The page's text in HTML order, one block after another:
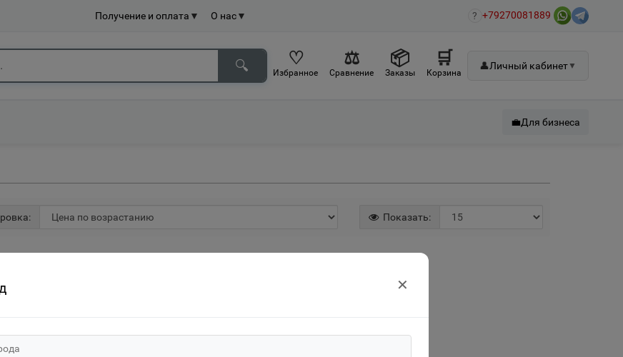
Получение и оплата ▼ О нас▼ ? +79270081889
🔍 ♡
Избранное
⚖
Сравнение
📦
Заказы
🛒
Корзина
👤Личный кабинет▼
💼Для бизнеса
✕
Показать: